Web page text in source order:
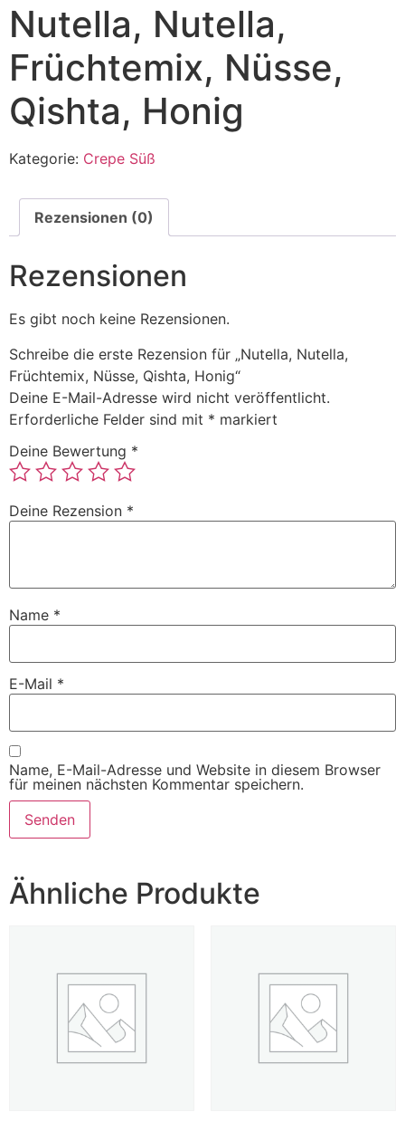
Nutella, Nutella,
Früchtemix, Nüsse,
Qishta, Honig
Kategorie: Crepe Süß
Rezensionen (0)
Rezensionen
Es gibt noch keine Rezensionen.
Schreibe die erste Rezension für „Nutella, Nutella,
Früchtemix, Nüsse, Qishta, Honig“
Deine E-Mail-Adresse wird nicht veröffentlicht.
Erforderliche Felder sind mit * markiert
Deine Bewertung *
Deine Rezension *
Name *
E-Mail *
Name, E-Mail-Adresse und Website in diesem Browser
für meinen nächsten Kommentar speichern.
Ähnliche Produkte